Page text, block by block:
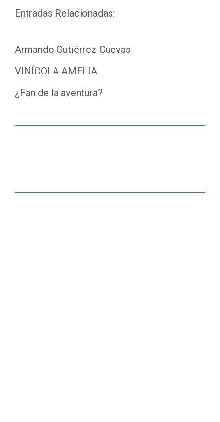
Entradas Relacionadas:
Armando Gutiérrez Cuevas
VINÍCOLA AMELIA
¿Fan de la aventura?